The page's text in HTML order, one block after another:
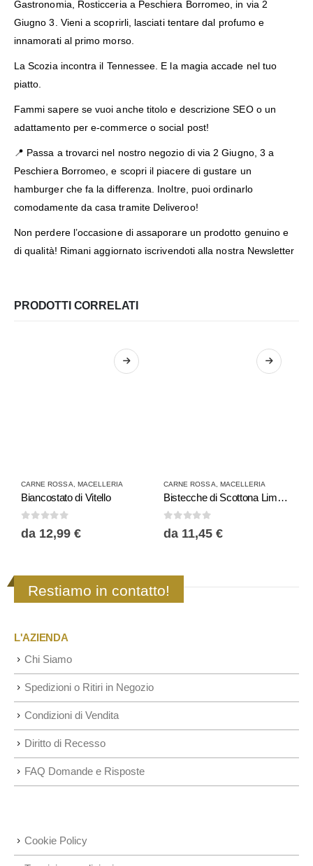
Gastronomia, Rosticceria a Peschiera Borromeo, in via 2
Giugno 3. Vieni a scoprirli, lasciati tentare dal profumo e
innamorati al primo morso.
La Scozia incontra il Tennessee. E la magia accade nel tuo
piatto.
Fammi sapere se vuoi anche titolo e descrizione SEO o un
adattamento per e-commerce o social post!
📍 Passa a trovarci nel nostro negozio di via 2 Giugno, 3 a
Peschiera Borromeo , e scopri il piacere di gustare un
hamburger che fa la differenza. Inoltre, puoi ordinarlo
comodamente da casa tramite Deliveroo!
Non perdere l’occasione di assaporare un prodotto genuino e
di qualità! Rimani aggiornato iscrivendoti alla nostra Newsletter
PRODOTTI CORRELATI
CARNE ROSSA MACELLERIA
Biancostato di Vitello
0Su 5
da 12,99 €
CARNE ROSSA MACELLERIA
Bistecche di Scottona Limousine Italia
0Su 5
da 11,45 €
Restiamo in contatto!
L'AZIENDA
Chi Siamo
Spedizioni o Ritiri in Negozio
Condizioni di Vendita
Diritto di Recesso
FAQ Domande e Risposte
Cookie Policy